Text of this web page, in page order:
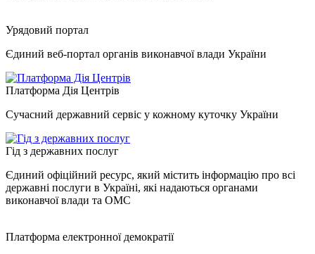
Урядовий портал
Єдиний веб-портал органів виконавчої влади України
Платформа Дія Центрів
Сучасний державний сервіс у кожному куточку України
Гід з державних послуг
Єдиний офіційний ресурс, який містить інформацію про всі
державні послуги в Україні, які надаються органами
виконавчої влади та ОМС
Платформа електронної демократії